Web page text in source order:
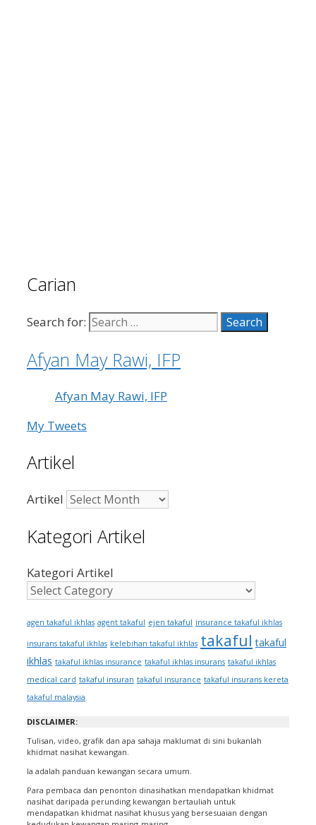
Carian
Search for:
Afyan May Rawi, IFP
Afyan May Rawi, IFP
My Tweets
Artikel
Artikel
Kategori Artikel
Kategori Artikel
agen takaful ikhlas agent takaful ejen takaful insurance takaful ikhlas
insurans takaful ikhlas kelebihan takaful ikhlas takaful takaful
ikhlas takaful ikhlas insurance takaful ikhlas insurans takaful ikhlas
medical card takaful insuran takaful insurance takaful insurans kereta
takaful malaysia
DISCLAIMER:
Tulisan, video, grafik dan apa sahaja maklumat di sini bukanlah
khidmat nasihat kewangan.
Ia adalah panduan kewangan secara umum.
Para pembaca dan penonton dinasihatkan mendapatkan khidmat
nasihat daripada perunding kewangan bertauliah untuk
mendapatkan khidmat nasihat khusus yang bersesuaian dengan